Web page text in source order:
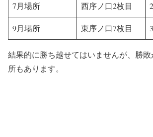
7月場所 西序ノ口2枚目
9月場所 東序ノ口7枚目
結果的に勝ち越せてはいませんが、勝
所もあります。